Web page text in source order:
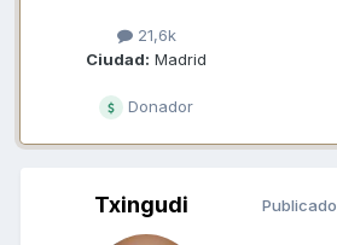
21,6k
Ciudad: Madrid
Donador
Txingudi Publicado